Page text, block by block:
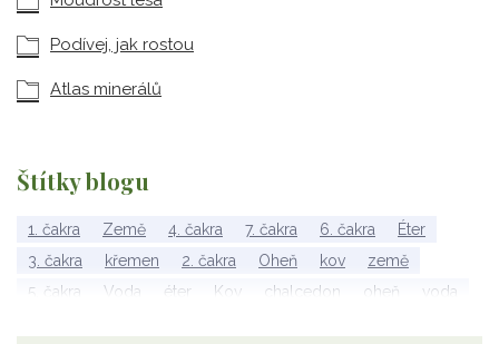
Podívej, jak rostou
Atlas minerálů
Štítky blogu
1. čakra Země 4. čakra 7. čakra 6. čakra
Éter
3. čakra
křemen 2. čakra Oheň kov
země
5. čakra
Voda éter Kov chalcedon oheň
voda